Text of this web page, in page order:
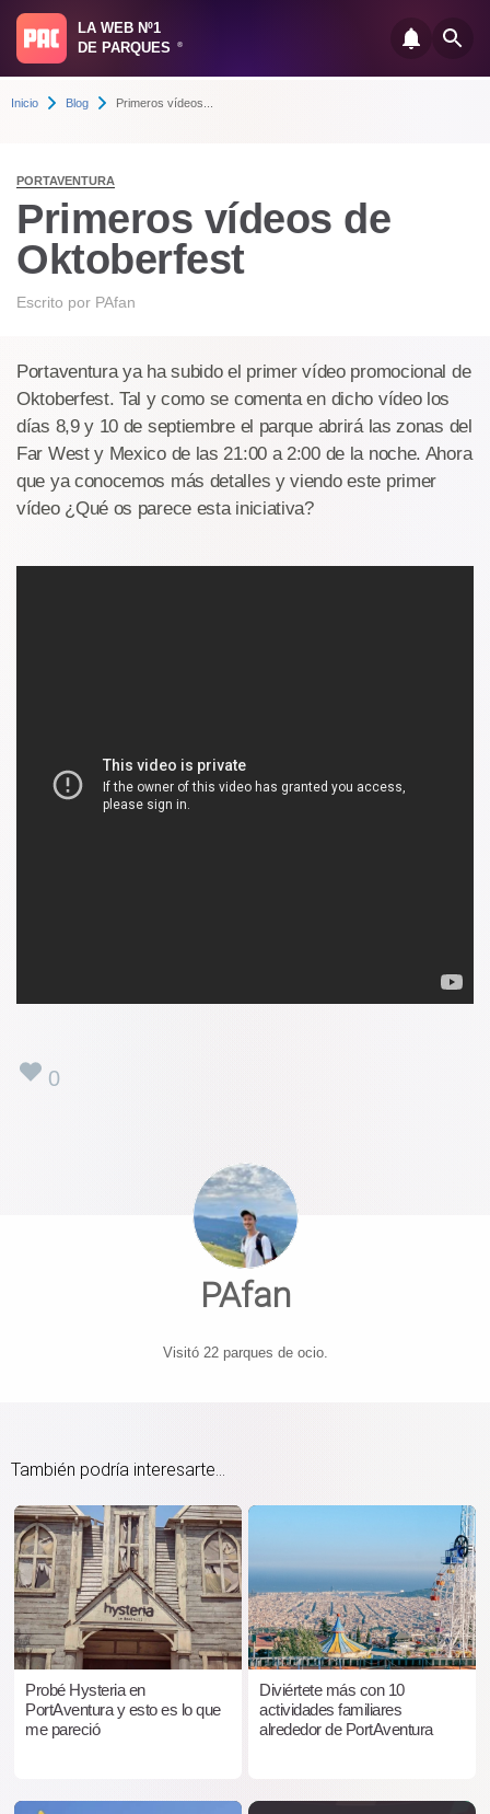
LA WEB Nº1
DE PARQUES
®
Inicio Blog Primeros vídeos...
PORTAVENTURA
Primeros vídeos de
Oktoberfest
Escrito por PAfan
Portaventura ya ha subido el primer vídeo promocional de
Oktoberfest. Tal y como se comenta en dicho vídeo los
días 8,9 y 10 de septiembre el parque abrirá las zonas del
Far West y Mexico de las 21:00 a 2:00 de la noche. Ahora
que ya conocemos más detalles y viendo este primer
vídeo ¿Qué os parece esta iniciativa?
0
PAfan
Visitó 22 parques de ocio.
También podría interesarte...
Probé Hysteria en
PortAventura y esto es lo que
me pareció
Diviértete más con 10
actividades familiares
alrededor de PortAventura